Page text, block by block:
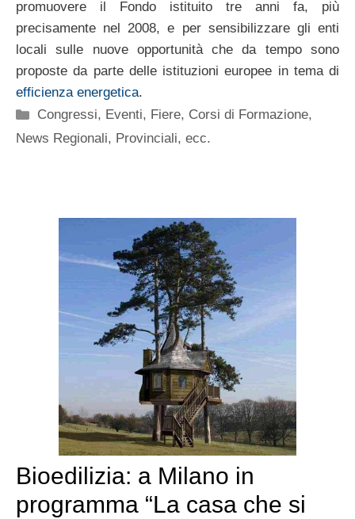
promuovere il Fondo istituito tre anni fa, più
precisamente nel 2008, e per sensibilizzare gli enti
locali sulle nuove opportunità che da tempo sono
proposte da parte delle istituzioni europee in tema di
efficienza energetica.
Categorie
Congressi, Eventi, Fiere, Corsi di Formazione,
News Regionali, Provinciali, ecc.
Bioedilizia: a Milano in
programma “La casa che si